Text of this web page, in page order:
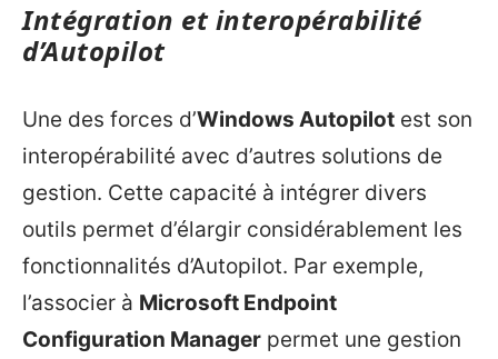
Intégration et interopérabilité
d’Autopilot
Une des forces d’Windows Autopilot est son
interopérabilité avec d’autres solutions de
gestion. Cette capacité à intégrer divers
outils permet d’élargir considérablement les
fonctionnalités d’Autopilot. Par exemple,
l’associer à Microsoft Endpoint
Configuration Manager permet une gestion